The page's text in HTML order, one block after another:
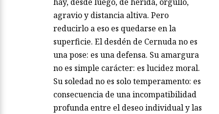
agravio y distancia altiva. Pero
reducirlo a eso es quedarse en la
superficie. El desdén de Cernuda no es
una pose: es una defensa. Su amargura
no es simple carácter: es lucidez moral.
Su soledad no es solo temperamento: es
consecuencia de una incompatibilidad
profunda entre el deseo individual y las